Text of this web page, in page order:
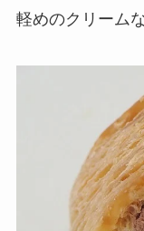
軽めのクリーム